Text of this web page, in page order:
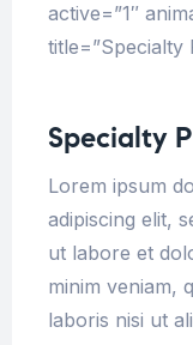
active=”1″
title=”Specialty
Specialty
Lorem ipsum
adipiscing elit,
ut labore et
minim veniam,
laboris nisi ut